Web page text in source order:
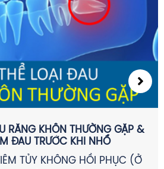
RĂNG KHÔN THƯỜNG GẶP &
ĐAU TRƯỚC KHI NHỔ
TỦY KHÔNG HỒI PHỤC (Ở